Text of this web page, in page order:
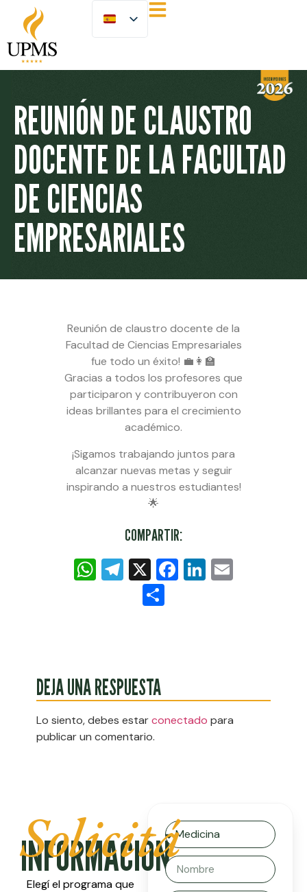
REUNIÓN DE CLAUSTRO
DOCENTE DE LA FACULTAD
DE CIENCIAS
EMPRESARIALES
Reunión de claustro docente de la
Facultad de Ciencias Empresariales
fue todo un éxito! 💼👩‍🏫
Gracias a todos los profesores que
participaron y contribuyeron con
ideas brillantes para el crecimiento
académico.
¡Sigamos trabajando juntos para
alcanzar nuevas metas y seguir
inspirando a nuestros estudiantes!
🌟
COMPARTIR:
WhatsApp
Telegram
X Facebook
LinkedIn
DEJA UNA RESPUESTA
Lo siento, debes estarconectado para
publicar un comentario.
Solicitá
INFORMACIÓN
Elegí el programa que